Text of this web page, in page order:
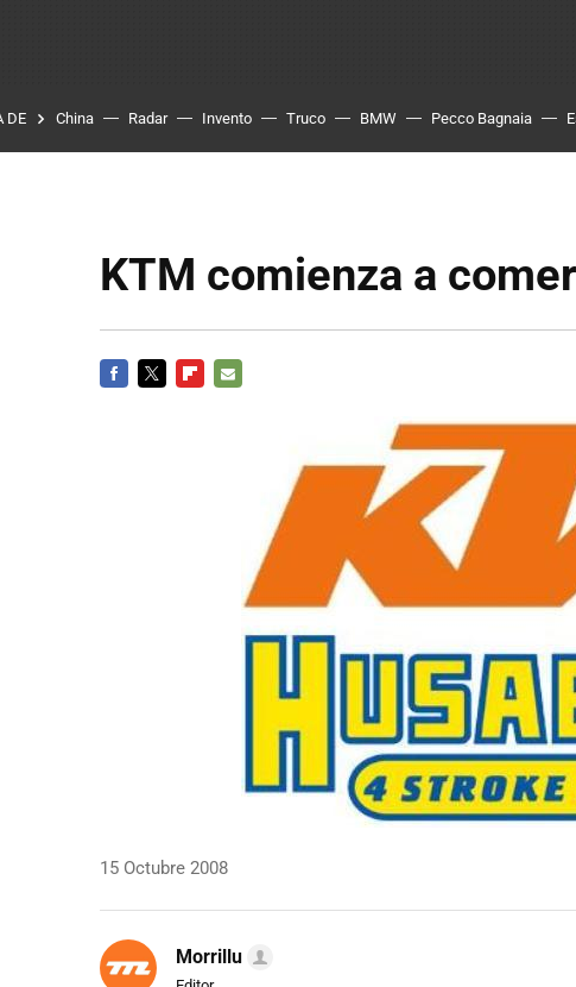
DE China Radar Invento Truco BMW Pecco Bagnaia
KTM comienza a
15 Octubre 2008
Morrillu